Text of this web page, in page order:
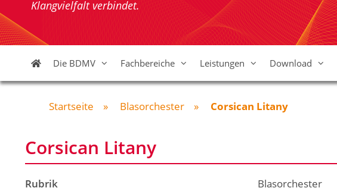
Klangvielfalt verbindet.
Die BDMV Fachbereiche Leistungen Download
Startseite » Blasorchester » Corsican Litany
Corsican Litany
Rubrik
Blasorchester